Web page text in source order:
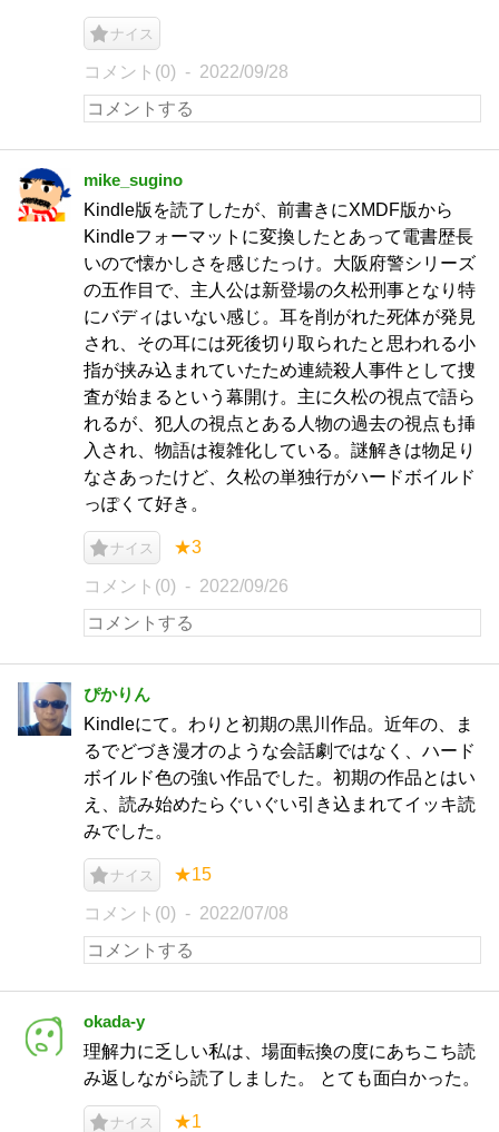
ナイス
コメント(0) 2022/09/28
mike_sugino
Kindle版を読了したが、前書きにXMDF版から
Kindleフォーマットに変換したとあって電書歴長
いので懐かしさを感じたっけ。大阪府警シリーズ
の五作目で、主人公は新登場の久松刑事となり特
にバディはいない感じ。耳を削がれた死体が発見
され、その耳には死後切り取られたと思われる小
指が挟み込まれていたため連続殺人事件として捜
査が始まるという幕開け。主に久松の視点で語ら
れるが、犯人の視点とある人物の過去の視点も挿
入され、物語は複雑化している。謎解きは物足り
なさあったけど、久松の単独行がハードボイルド
っぽくて好き。
ナイス ★3
コメント(0) 2022/09/26
ぴかりん
Kindleにて。わりと初期の黒川作品。近年の、ま
るでどづき漫才のような会話劇ではなく、ハード
ボイルド色の強い作品でした。初期の作品とはい
え、読み始めたらぐいぐい引き込まれてイッキ読
みでした。
ナイス ★15
コメント(0) 2022/07/08
okada-y
理解力に乏しい私は、場面転換の度にあちこち読
み返しながら読了しました。 とても面白かった。
ナイス ★1